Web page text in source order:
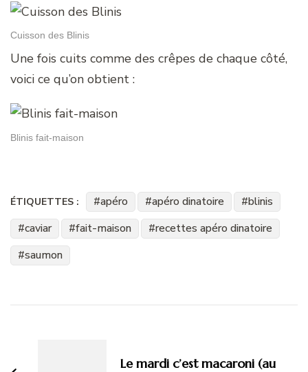
Cuisson des Blinis
Une fois cuits comme des crêpes de chaque côté,
voici ce qu’on obtient :
Blinis fait-maison
ÉTIQUETTES : apéro apéro dinatoire
blinis
caviar
fait-maison
recettes apéro dinatoire
saumon
Le mardi c’est macaroni (au